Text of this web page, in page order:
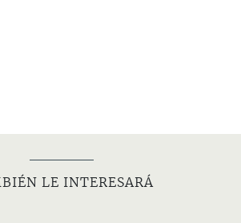
LE INTERESARÁ